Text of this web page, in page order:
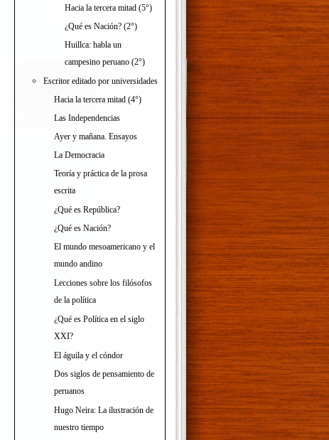
Hacia la tercera mitad (5°)
¿Qué es Nación? (2°)
Huillca: habla un
campesino peruano (2°)
Escritor editado por universidades
Hacia la tercera mitad (4°)
Las Independencias
Ayer y mañana. Ensayos
La Democracia
Teoría y práctica de la prosa
escrita
¿Qué es República?
¿Qué es Nación?
El mundo mesoamericano y el
mundo andino
Lecciones sobre los filósofos
de la política
¿Qué es Política en el siglo
XXI?
El águila y el cóndor
Dos siglos de pensamiento de
peruanos
Hugo Neira: La ilustración de
nuestro tiempo